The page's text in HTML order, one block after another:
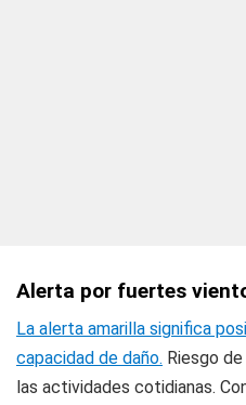
Alerta por fuertes
La alerta amarilla significa
capacidad de daño. Riesgo
las actividades cotidianas.